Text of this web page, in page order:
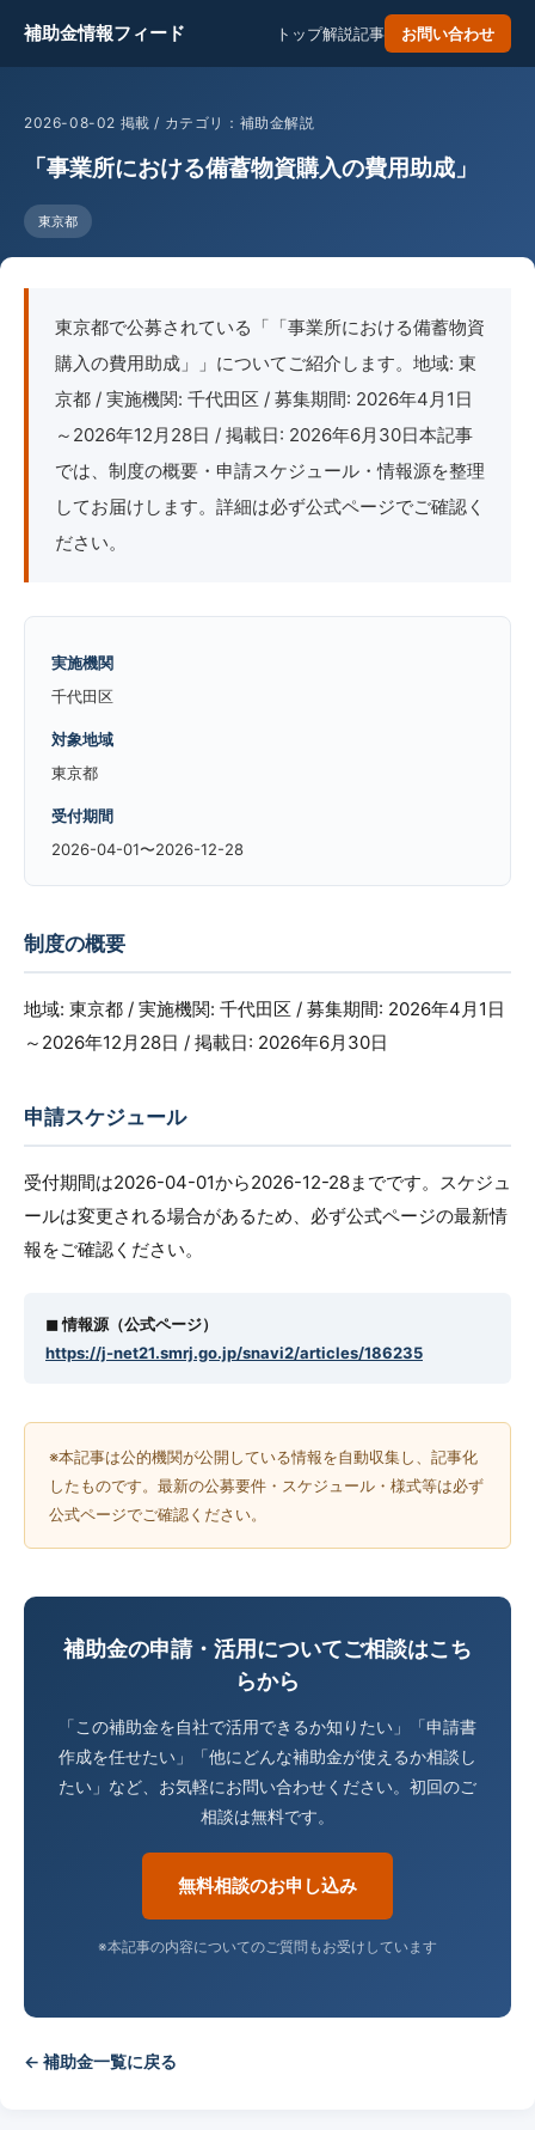
補助金情報フィード トップ解説記事 お問い合わせ
2026-08-02 掲載 / カテゴリ：補助金解説
「事業所における備蓄物資購入の費用助成」
東京都
東京都で公募されている「「事業所における備蓄物資
購入の費用助成」」についてご紹介します。地域: 東
京都 / 実施機関: 千代田区 / 募集期間: 2026年4月1日
～2026年12月28日 / 掲載日: 2026年6月30日本記事
では、制度の概要・申請スケジュール・情報源を整理
してお届けします。詳細は必ず公式ページでご確認く
ださい。
実施機関
千代田区
対象地域
東京都
受付期間
2026-04-01〜2026-12-28
制度の概要
地域: 東京都 / 実施機関: 千代田区 / 募集期間: 2026年4月1日
～2026年12月28日 / 掲載日: 2026年6月30日
申請スケジュール
受付期間は2026-04-01から2026-12-28までです。スケジュ
ールは変更される場合があるため、必ず公式ページの最新情
報をご確認ください。
◼︎ 情報源（公式ページ）
https://j-net21.smrj.go.jp/snavi2/articles/186235
※本記事は公的機関が公開している情報を自動収集し、記事化
したものです。最新の公募要件・スケジュール・様式等は必ず
公式ページでご確認ください。
補助金の申請・活用についてご相談はこち
らから
「この補助金を自社で活用できるか知りたい」「申請書
作成を任せたい」「他にどんな補助金が使えるか相談し
たい」など、お気軽にお問い合わせください。初回のご
相談は無料です。
無料相談のお申し込み
※本記事の内容についてのご質問もお受けしています
← 補助金一覧に戻る